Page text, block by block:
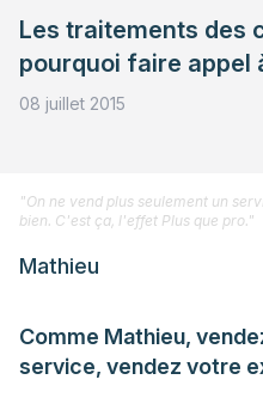
Les traitements des
pourquoi faire appel
08 juillet 2015
Comme Mathieu,
service, vendez votre
"On ne vend plus seulement un
bien. C'est ça, l'effet Plus que pro."
Mathieu